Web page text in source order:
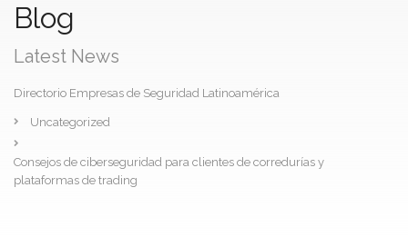
Blog
Latest News
Directorio Empresas de Seguridad Latinoamérica
Uncategorized
Consejos de ciberseguridad para clientes de corredurías y
plataformas de trading